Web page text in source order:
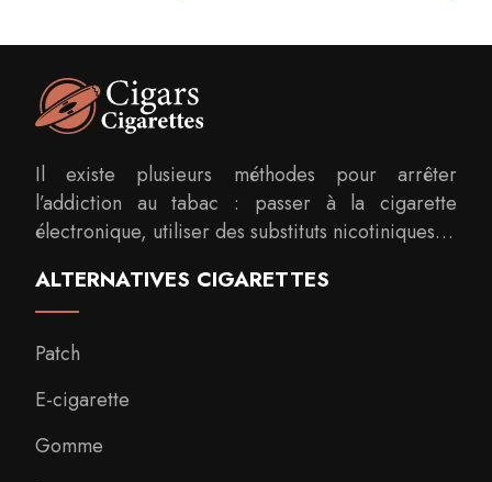
Il existe plusieurs méthodes pour arrêter
l’addiction au tabac : passer à la cigarette
électronique, utiliser des substituts nicotiniques…
ALTERNATIVES CIGARETTES
Patch
E-cigarette
Gomme